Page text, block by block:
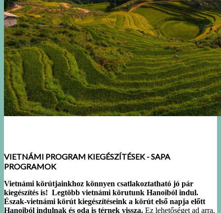
VIETNÁMI PROGRAM KIEGÉSZÍTÉSEK - SAPA
PROGRAMOK
Vietnámi körútjainkhoz könnyen csatlakoztatható jó pár
kiegészítés is! Legtöbb vietnámi körutunk Hanoiból indul.
Észak-vietnámi körút kiegészítéseink a körút első napja előtt
Hanoiból indulnak és oda is térnek vissza. Ez lehetőséget ad arra,